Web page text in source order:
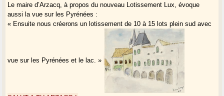
Le maire d’Arzacq, à propos du nouveau Lotissement Lux, évoque
aussi la vue sur les Pyrénées :
« Ensuite nous créerons un lotissement de 10 à 15 lots plein sud avec
vue sur les Pyrénées et le lac. »